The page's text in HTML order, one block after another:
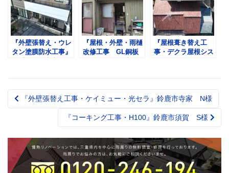
『外壁張替え・ウレ
タン塗膜防水工事』
『屋根・外壁・雨樋
改修工事 GL銅板
『屋根葺き替え工
事・デクラ屋根シス
Post
navigation
『外壁張替え工事・ケイミュー・光セラ』鈴鹿市寺家 N様
『コーキング工事・H100』鈴鹿市須賀 S様